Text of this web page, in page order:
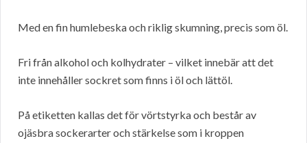
Med en fin humlebeska och riklig skumning, precis som öl.
Fri från alkohol och kolhydrater – vilket innebär att det
inte innehåller sockret som finns i öl och lättöl.
På etiketten kallas det för vörtstyrka och består av
ojäsbra sockerarter och stärkelse som i kroppen